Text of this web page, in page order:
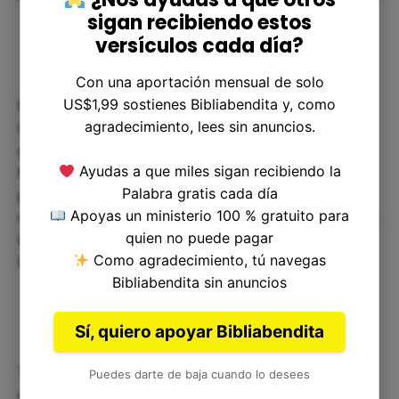
En primer lugar, Números 12:10 nos recuerda que
la crítica y el chisme pueden tener consecuencias
María fue castigada por hablar mal de Moisés,
pero su lepra también podría haber sido un
recordatorio para los demás de que hablar mal de
los demás es algo que no debe ser tomado a la
También podemos reflexionar sobre la forma en
sigan recibiendo estos
versículos cada día?
Con una aportación mensual de solo
US$1,99 sostienes Bibliabendita y, como
agradecimiento, lees sin anuncios.
Ayudas a que miles sigan recibiendo la
Palabra gratis cada día
Apoyas un ministerio 100 % gratuito para
quien no puede pagar
Como agradecimiento, tú navegas
Bibliabendita sin anuncios
Sí, quiero apoyar Bibliabendita
Puedes darte de baja cuando lo desees